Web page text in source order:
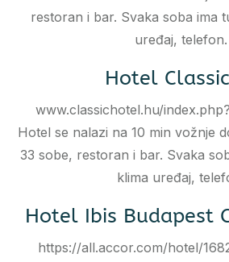
restoran i bar. Svaka soba ima
uređaj, telefon.
Hotel
www.classichotel.hu/
Hotel se nalazi na 10 min vožnje
33 sobe, restoran i bar. Svaka
klima uređaj,
Hotel Ibis Budapest
https://all.accor.com/hotel/